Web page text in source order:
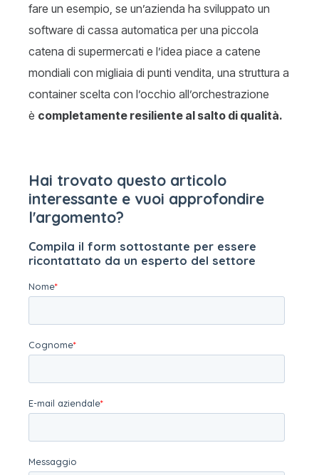
fare un esempio, se un’azienda ha sviluppato un
software di cassa automatica per una piccola
catena di supermercati e l’idea piace a catene
mondiali con migliaia di punti vendita, una struttura a
container scelta con l’occhio all’orchestrazione
è completamente resiliente al salto di qualità.